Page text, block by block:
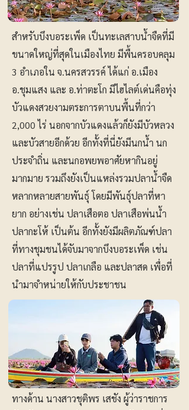
สำหรับบึงบอระเพ็ด เป็นทะเลสาบน้ำจืดที่มี
ขนาดใหญ่ที่สุดในเมืองไทย มีพื้นครอบคลุม
3 อำเภอใน จ.นครสวรรค์ ได้แก่ อ.เมือง
อ.ชุมแสง และ อ.ท่าตะโก มีไฮไลต์เด่นคือทุ่ง
บัวแดงสวยงามตระการตาบนพื้นที่กว่า
2,000 ไร่ นอกจากบัวแดงแล้วก็ยังมีบัวหลวง
และบัวสายอีกด้วย อีกทั้งที่นี่ยังมีนกน้ำ นก
ประจำถิ่น และนกอพยพอาศัยหากินอยู่
มากมาย รวมถึงยังเป็นแหล่งรวมปลาน้ำจืด
หลากหลายสายพันธุ์ โดยมีพันธุ์ปลาที่หา
ยาก อย่างเช่น ปลาเสือตอ ปลาเสือพ่นน้ำ
ปลากะโห้ เป็นต้น อีกทั้งยังมีผลิตภัณฑ์ปลา
ที่ทางชุมชนได้จับมาจากบึงบอระเพ็ด เช่น
ปลาที่แปรรูป ปลาเกลือ และปลาสด เพื่อที่
นำมาจำหน่ายให้กับประชาชน
ทางด้าน นางสาวชุติพร เสชัง ผู้ว่าราชการ